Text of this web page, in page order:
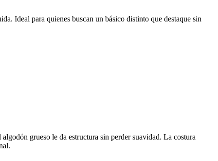
Ideal para quienes buscan un básico distinto que destaque sin
grueso le da estructura sin perder suavidad. La costura